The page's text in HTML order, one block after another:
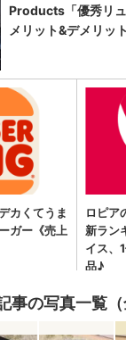
事の写真一覧（